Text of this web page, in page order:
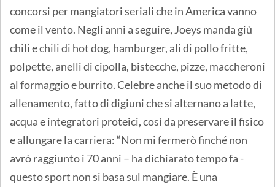
concorsi per mangiatori seriali che in America vanno
come il vento. Negli anni a seguire, Joeys manda giù
chili e chili di hot dog, hamburger, ali di pollo fritte,
polpette, anelli di cipolla, bistecche, pizze, maccheroni
al formaggio e burrito. Celebre anche il suo metodo di
allenamento, fatto di digiuni che si alternano a latte,
acqua e integratori proteici, così da preservare il fisico
e allungare la carriera: “Non mi fermerò finché non
avrò raggiunto i 70 anni – ha dichiarato tempo fa -
questo sport non si basa sul mangiare. È una